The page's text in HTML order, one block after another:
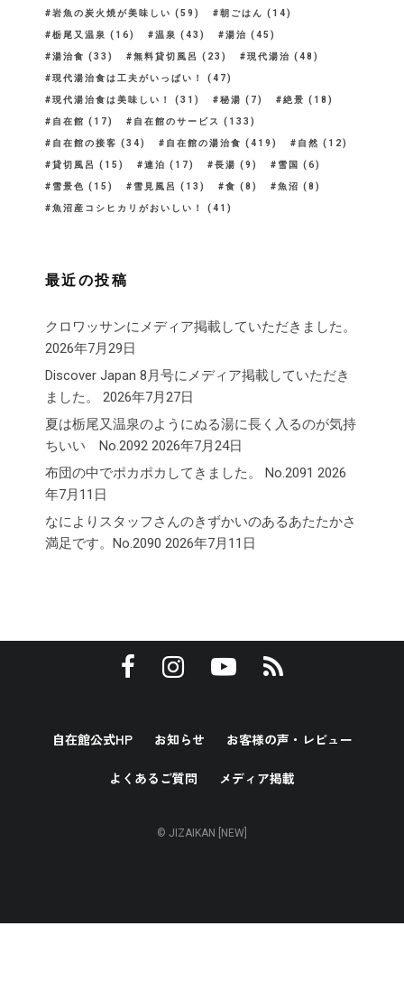
岩魚の炭火焼が美味しい (59) 朝ごはん (14)
栃尾又温泉 (16) 温泉 (43) 湯治 (45)
湯治食 (33) 無料貸切風呂 (23) 現代湯治 (48)
現代湯治食は工夫がいっぱい！ (47)
現代湯治食は美味しい！ (31) 秘湯 (7) 絶景 (18)
自在館 (17) 自在館のサービス (133)
自在館の接客 (34) 自在館の湯治食 (419) 自然 (12)
貸切風呂 (15) 連泊 (17) 長湯 (9) 雪国 (6)
雪景色 (15) 雪見風呂 (13) 食 (8) 魚沼 (8)
魚沼産コシヒカリがおいしい！ (41)
最近の投稿
クロワッサンにメディア掲載していただきました。
2026年7月29日
Discover Japan 8月号にメディア掲載していただき
ました。
2026年7月27日
夏は栃尾又温泉のようにぬる湯に長く入るのが気持
ちいい No.2092 2026年7月24日
布団の中でポカポカしてきました。 No.2091 2026
年7月11日
なによりスタッフさんのきずかいのあるあたたかさ
満足です。No.2090 2026年7月11日
自在館公式HP お知らせ お客様の声・レビュー
よくあるご質問 メディア掲載
© JIZAIKAN [NEW]